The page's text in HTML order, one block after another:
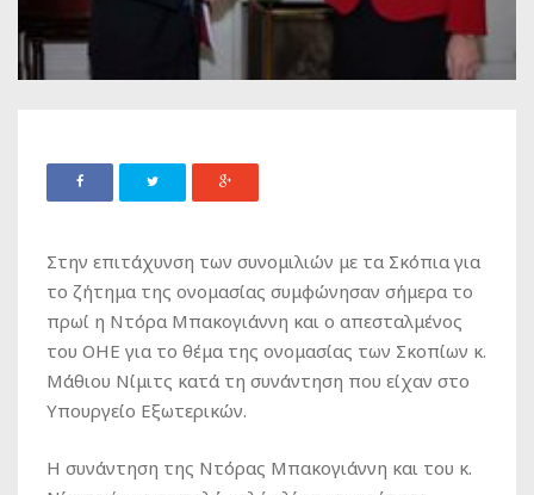
Στην επιτάχυνση των συνομιλιών με τα Σκόπια για
το ζήτημα της ονομασίας συμφώνησαν σήμερα το
πρωί η Ντόρα Μπακογιάννη και ο απεσταλμένος
του ΟΗΕ για το θέμα της ονομασίας των Σκοπίων κ.
Μάθιου Νίμιτς κατά τη συνάντηση που είχαν στο
Υπουργείο Εξωτερικών.
Η συνάντηση της Ντόρας Μπακογιάννη και του κ.